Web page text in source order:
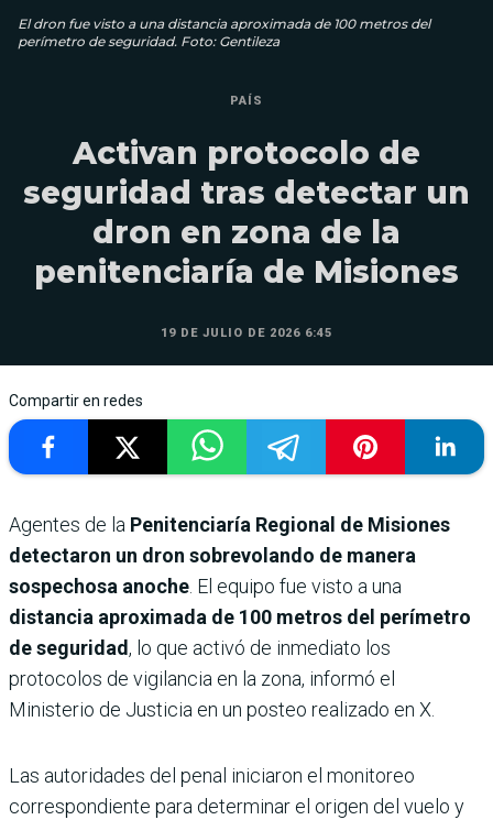
El dron fue visto a una distancia aproximada de 100 metros del
perímetro de seguridad. Foto: Gentileza
PAÍS
Activan protocolo de
seguridad tras detectar un
dron en zona de la
penitenciaría de Misiones
19 DE JULIO DE 2026 6:45
Compartir en redes
Agentes de la Penitenciaría Regional de Misiones
detectaron un dron sobrevolando de manera
sospechosa anoche . El equipo fue visto a una
distancia aproximada de 100 metros del perímetro
de seguridad, lo que activó de inmediato los
protocolos de vigilancia en la zona, informó el
Ministerio de Justicia en un posteo realizado en X.
Las autoridades del penal iniciaron el monitoreo
correspondiente para determinar el origen del vuelo y